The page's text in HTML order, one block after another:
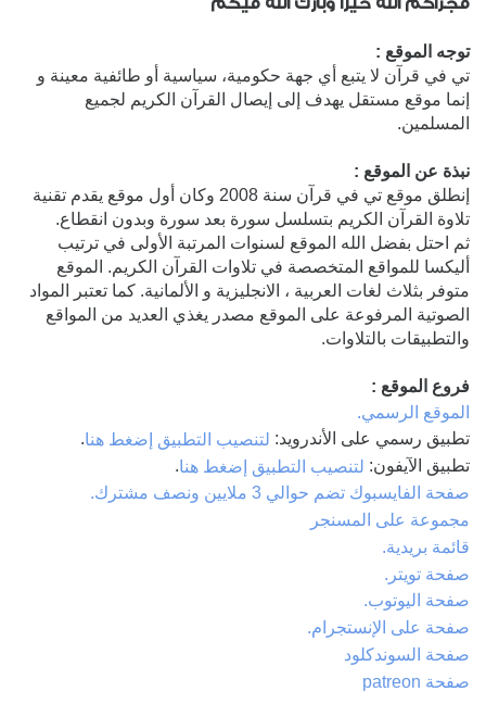
فجزاكم الله خيرا وبارك الله فيكم
توجه الموقع :
تي في قرآن لا يتبع أي جهة حكومية، سياسية أو طائفية معينة و
إنما موقع مستقل يهدف إلى إيصال القرآن الكريم لجميع
المسلمين.
نبذة عن الموقع :
إنطلق موقع تي في قرآن سنة 2008 وكان أول موقع يقدم تقنية
تلاوة القرآن الكريم بتسلسل سورة بعد سورة وبدون انقطاع.
ثم احتل بفضل الله الموقع لسنوات المرتبة الأولى في ترتيب
أليكسا للمواقع المتخصصة في تلاوات القرآن الكريم. الموقع
متوفر بثلاث لغات العربية ، الانجليزية و الألمانية. كما تعتبر المواد
الصوتية المرفوعة على الموقع مصدر يغذي العديد من المواقع
والتطبيقات بالتلاوات.
فروع الموقع :
الموقع الرسمي.
تطبيق رسمي على الأندرويد: لتنصيب التطبيق إضغط هنا.
تطبيق الآيفون: لتنصيب التطبيق إضغط هنا.
صفحة الفايسبوك تضم حوالي 3 ملايين ونصف مشترك.
مجموعة على المسنجر
قائمة بريدية.
صفحة تويتر.
صفحة اليوتوب.
صفحة على الإنستجرام.
صفحة السوندكلود
صفحة patreon